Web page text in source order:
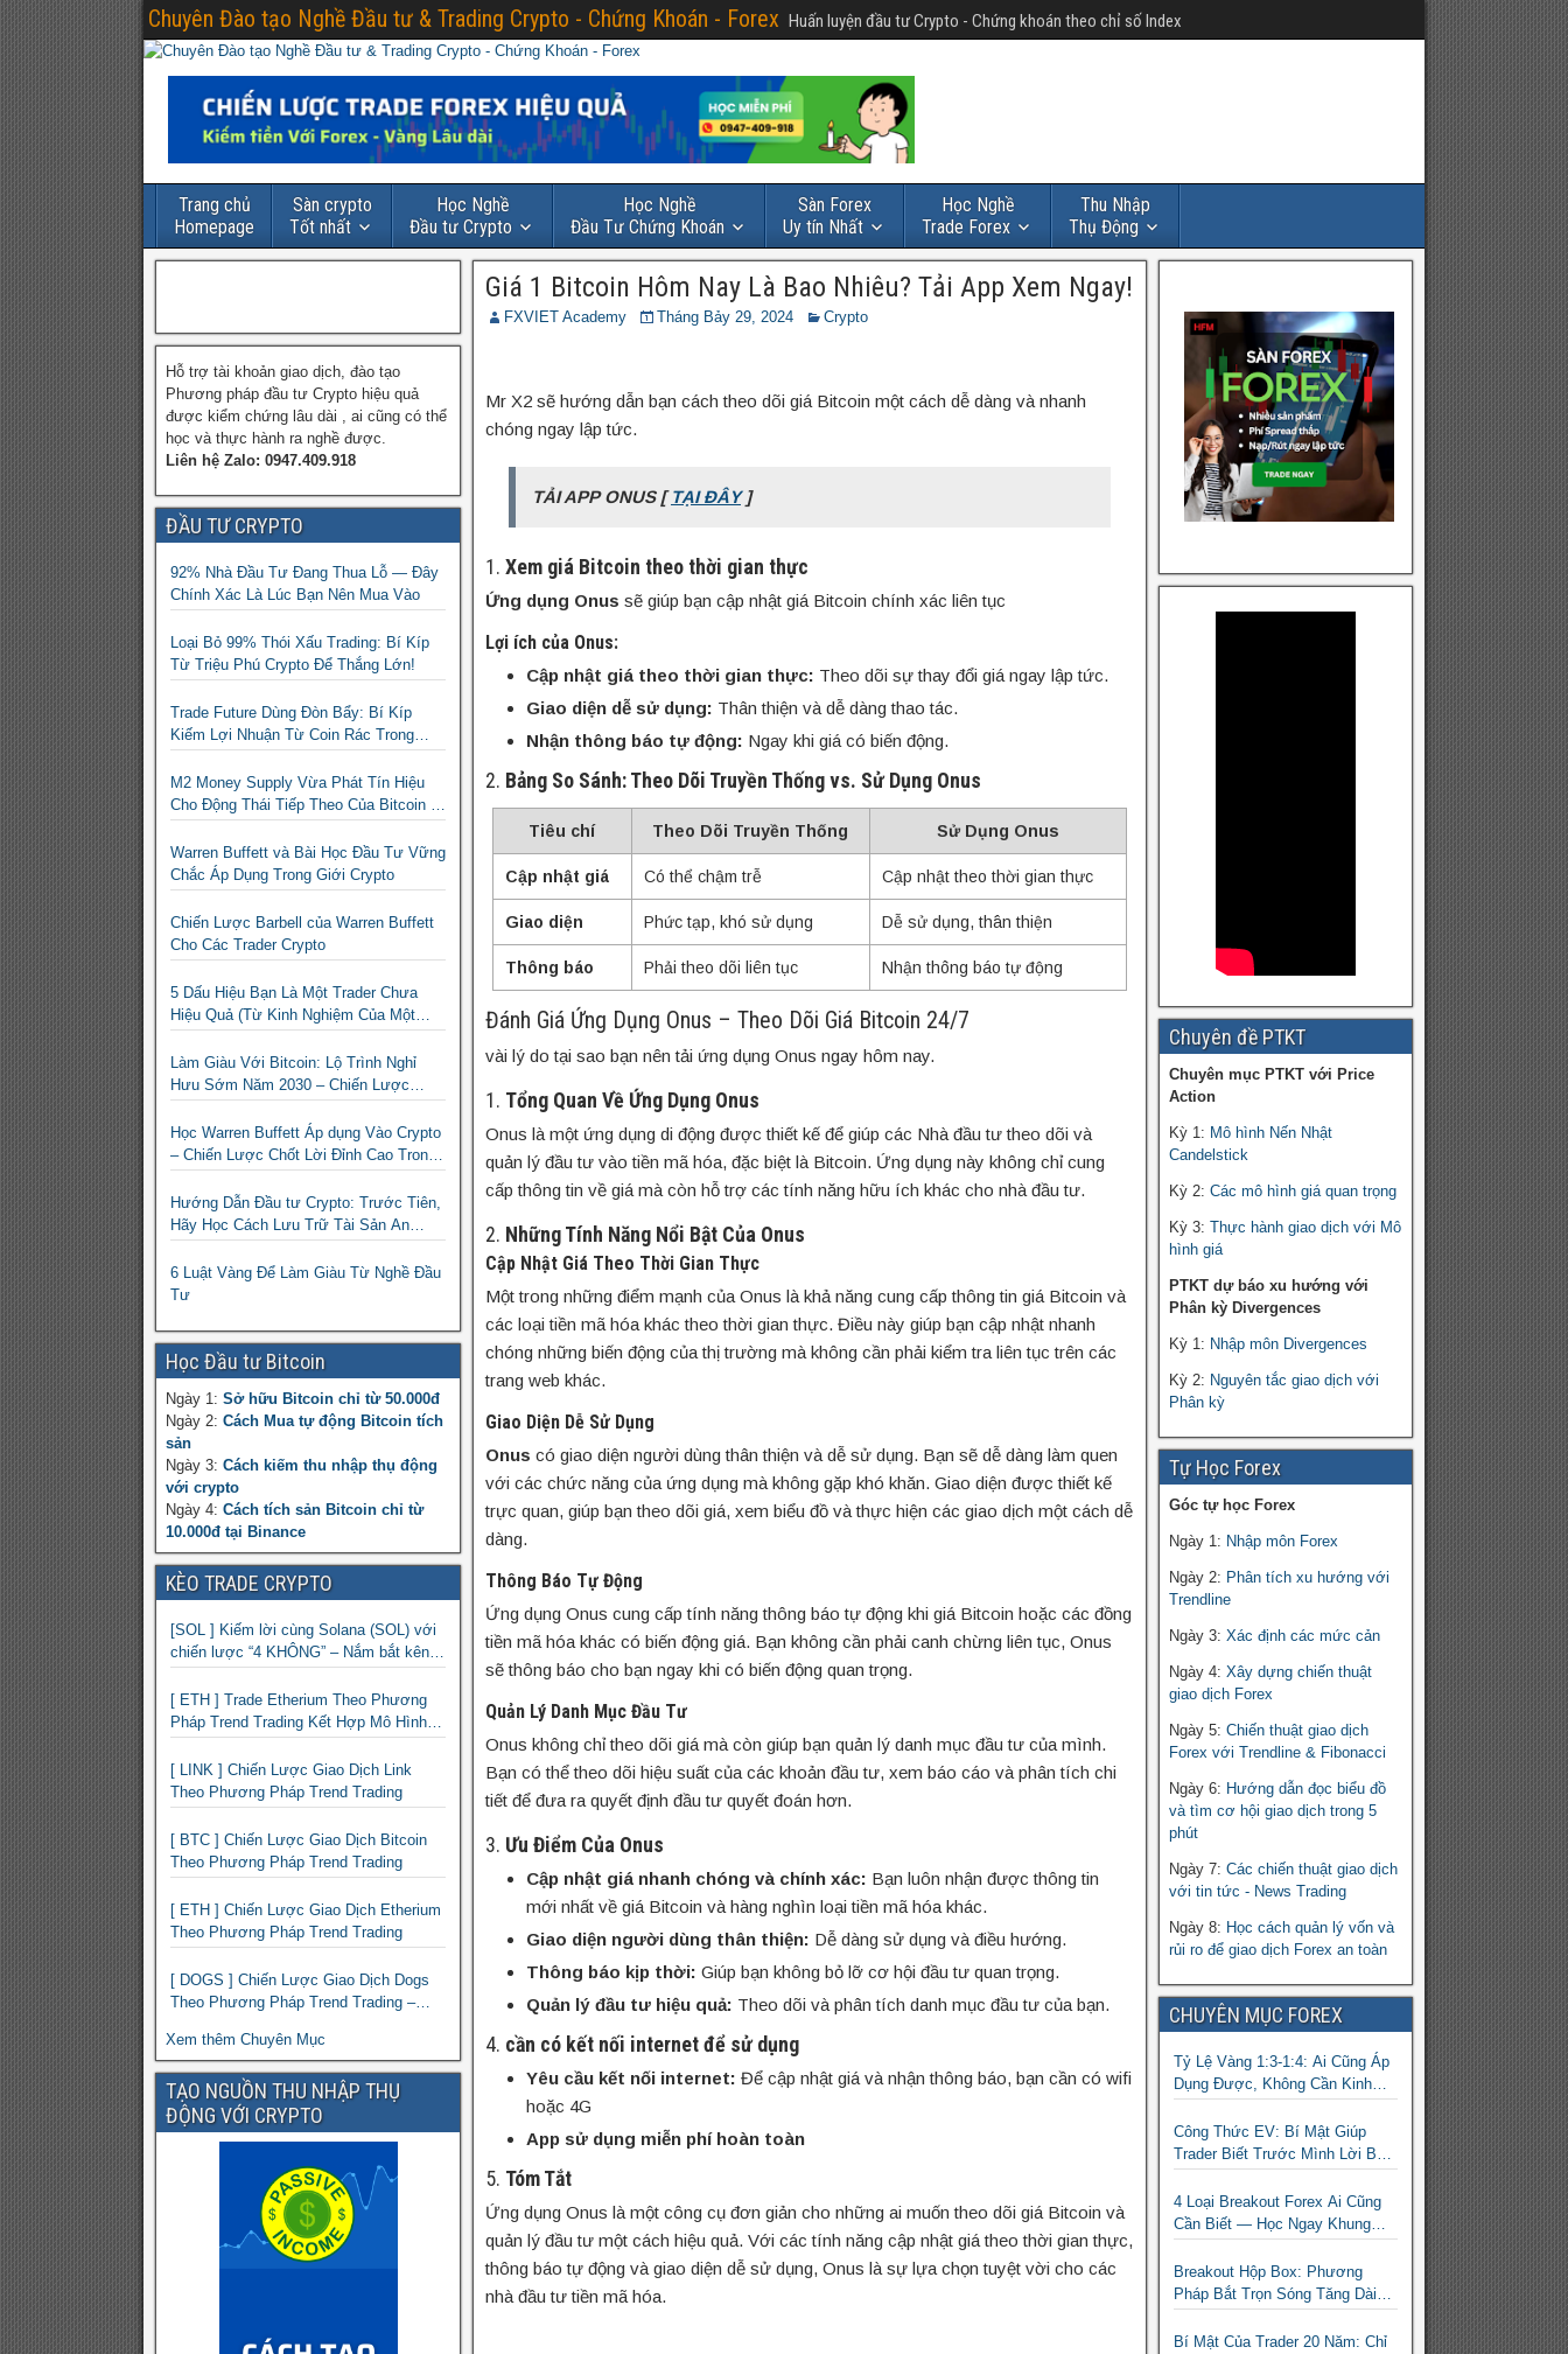
Chuyên Đào tạo Nghề Đầu tư & Trading Crypto - Chứng Khoán - Forex Huấn luyện đầu tư Crypto - Chứng khoán theo chỉ số Index
Trang chủ
Homepage
Sàn crypto
Tốt nhất
Học Nghề
Đầu tư Crypto
Học Nghề
Đầu Tư Chứng Khoán
Sàn Forex
Uy tín Nhất
Học Nghề
Trade Forex
Thu Nhập
Thụ Động
Giá 1 Bitcoin Hôm Nay Là Bao Nhiêu? Tải App Xem Ngay!
FXVIET Academy Tháng Bảy 29, 2024 Crypto
Mr X2 sẽ hướng dẫn bạn cách theo dõi giá Bitcoin một cách dễ dàng và nhanh
chóng ngay lập tức.
TẢI APP ONUS [TẠI ĐÂY]
1. Xem giá Bitcoin theo thời gian thực
Ứng dụng Onus sẽ giúp bạn cập nhật giá Bitcoin chính xác liên tục
Lợi ích của Onus:
Cập nhật giá theo thời gian thực: Theo dõi sự thay đổi giá ngay lập tức.
Giao diện dễ sử dụng: Thân thiện và dễ dàng thao tác.
Nhận thông báo tự động: Ngay khi giá có biến động.
2. Bảng So Sánh: Theo Dõi Truyền Thống vs. Sử Dụng Onus
Tiêu chí Theo Dõi Truyền Thống Sử Dụng Onus
Cập nhật giá Có thể chậm trễ Cập nhật theo thời gian thực
Giao diện Phức tạp, khó sử dụng Dễ sử dụng, thân thiện
Thông báo Phải theo dõi liên tục Nhận thông báo tự động
Đánh Giá Ứng Dụng Onus – Theo Dõi Giá Bitcoin 24/7
vài lý do tại sao bạn nên tải ứng dụng Onus ngay hôm nay.
1. Tổng Quan Về Ứng Dụng Onus
Onus là một ứng dụng di động được thiết kế để giúp các Nhà đầu tư theo dõi và
quản lý đầu tư vào tiền mã hóa, đặc biệt là Bitcoin. Ứng dụng này không chỉ cung
cấp thông tin về giá mà còn hỗ trợ các tính năng hữu ích khác cho nhà đầu tư.
2. Những Tính Năng Nổi Bật Của Onus
Cập Nhật Giá Theo Thời Gian Thực
Một trong những điểm mạnh của Onus là khả năng cung cấp thông tin giá Bitcoin và
các loại tiền mã hóa khác theo thời gian thực. Điều này giúp bạn cập nhật nhanh
chóng những biến động của thị trường mà không cần phải kiểm tra liên tục trên các
trang web khác.
Giao Diện Dễ Sử Dụng
Onus có giao diện người dùng thân thiện và dễ sử dụng. Bạn sẽ dễ dàng làm quen
với các chức năng của ứng dụng mà không gặp khó khăn. Giao diện được thiết kế
trực quan, giúp bạn theo dõi giá, xem biểu đồ và thực hiện các giao dịch một cách dễ
dàng.
Thông Báo Tự Động
Ứng dụng Onus cung cấp tính năng thông báo tự động khi giá Bitcoin hoặc các đồng
tiền mã hóa khác có biến động giá. Bạn không cần phải canh chừng liên tục, Onus
sẽ thông báo cho bạn ngay khi có biến động quan trọng.
Quản Lý Danh Mục Đầu Tư
Onus không chỉ theo dõi giá mà còn giúp bạn quản lý danh mục đầu tư của mình.
Bạn có thể theo dõi hiệu suất của các khoản đầu tư, xem báo cáo và phân tích chi
tiết để đưa ra quyết định đầu tư quyết đoán hơn.
3. Ưu Điểm Của Onus
Cập nhật giá nhanh chóng và chính xác: Bạn luôn nhận được thông tin
mới nhất về giá Bitcoin và hàng nghìn loại tiền mã hóa khác.
Giao diện người dùng thân thiện: Dễ dàng sử dụng và điều hướng.
Thông báo kịp thời: Giúp bạn không bỏ lỡ cơ hội đầu tư quan trọng.
Quản lý đầu tư hiệu quả: Theo dõi và phân tích danh mục đầu tư của bạn.
4. cần có kết nối internet để sử dụng
Yêu cầu kết nối internet: Để cập nhật giá và nhận thông báo, bạn cần có wifi
hoặc 4G
App sử dụng miễn phí hoàn toàn
5. Tóm Tắt
Ứng dụng Onus là một công cụ đơn giản cho những ai muốn theo dõi giá Bitcoin và
quản lý đầu tư một cách hiệu quả. Với các tính năng cập nhật giá theo thời gian thực,
thông báo tự động và giao diện dễ sử dụng, Onus là sự lựa chọn tuyệt vời cho các
nhà đầu tư tiền mã hóa.
Hỗ trợ tài khoản giao dịch, đào tạo
Phương pháp đầu tư Crypto hiệu quả
được kiểm chứng lâu dài , ai cũng có thể
học và thực hành ra nghề được.
Liên hệ Zalo: 0947.409.918
ĐẦU TƯ CRYPTO
92% Nhà Đầu Tư Đang Thua Lỗ — Đây
Chính Xác Là Lúc Bạn Nên Mua Vào
Loại Bỏ 99% Thói Xấu Trading: Bí Kíp
Từ Triệu Phú Crypto Để Thắng Lớn!
Trade Future Dùng Đòn Bẩy: Bí Kíp
Kiếm Lợi Nhuận Từ Coin Rác Trong
Khống
M2 Money Supply Vừa Phát Tín Hiệu
Cho Động Thái Tiếp Theo Của Bitcoin —
Warren Buffett và Bài Học Đầu Tư Vững
Chắc Áp Dụng Trong Giới Crypto
Chiến Lược Barbell của Warren Buffett
Cho Các Trader Crypto
5 Dấu Hiệu Bạn Là Một Trader Chưa
Hiệu Quả (Từ Kinh Nghiệm Của Một
Làm Giàu Với Bitcoin: Lộ Trình Nghỉ
Hưu Sớm Năm 2030 – Chiến Lược
Học Warren Buffett Áp dụng Vào Crypto
– Chiến Lược Chốt Lời Đỉnh Cao Trong
Hướng Dẫn Đầu tư Crypto: Trước Tiên,
Hãy Học Cách Lưu Trữ Tài Sản An
6 Luật Vàng Để Làm Giàu Từ Nghề Đầu
Tư
Học Đầu tư Bitcoin
Ngày 1: Sở hữu Bitcoin chỉ từ 50.000đ
Ngày 2: Cách Mua tự động Bitcoin tích
sản
Ngày 3: Cách kiếm thu nhập thụ động
với crypto
Ngày 4: Cách tích sản Bitcoin chỉ từ
10.000đ tại Binance
KÈO TRADE CRYPTO
[SOL ] Kiếm lời cùng Solana (SOL) với
chiến lược “4 KHÔNG” – Nắm bắt kênh
[ ETH ] Trade Etherium Theo Phương
Pháp Trend Trading Kết Hợp Mô Hình
[ LINK ] Chiến Lược Giao Dịch Link
Theo Phương Pháp Trend Trading
[ BTC ] Chiến Lược Giao Dịch Bitcoin
Theo Phương Pháp Trend Trading
[ ETH ] Chiến Lược Giao Dịch Etherium
Theo Phương Pháp Trend Trading
[ DOGS ] Chiến Lược Giao Dịch Dogs
Theo Phương Pháp Trend Trading –
Xem thêm Chuyên Mục
TẠO NGUỒN THU NHẬP THỤ
ĐỘNG VỚI CRYPTO
Chuyên đề PTKT
Chuyên mục PTKT với Price
Action
Kỳ 1: Mô hình Nến Nhật
Candelstick
Kỳ 2: Các mô hình giá quan trọng
Kỳ 3: Thực hành giao dịch với Mô
hình giá
PTKT dự báo xu hướng với
Phân kỳ Divergences
Kỳ 1: Nhập môn Divergences
Kỳ 2: Nguyên tắc giao dịch với
Phân kỳ
Tự Học Forex
Góc tự học Forex
Ngày 1: Nhập môn Forex
Ngày 2: Phân tích xu hướng với
Trendline
Ngày 3: Xác định các mức cản
Ngày 4: Xây dựng chiến thuật
giao dịch Forex
Ngày 5: Chiến thuật giao dịch
Forex với Trendline & Fibonacci
Ngày 6: Hướng dẫn đọc biểu đồ
và tìm cơ hội giao dịch trong 5
phút
Ngày 7: Các chiến thuật giao dịch
với tin tức - News Trading
Ngày 8: Học cách quản lý vốn và
rủi ro để giao dịch Forex an toàn
CHUYÊN MỤC FOREX
Tỷ Lệ Vàng 1:3-1:4: Ai Cũng Áp
Dụng Được, Không Cần Kinh
Công Thức EV: Bí Mật Giúp
Trader Biết Trước Mình Lời Bao
4 Loại Breakout Forex Ai Cũng
Cần Biết — Học Ngay Khung
Vẫn Ăn Tiền
Breakout Hộp Box: Phương
Pháp Bắt Trọn Sóng Tăng Dài
Bí Mật Của Trader 20 Năm: Chỉ